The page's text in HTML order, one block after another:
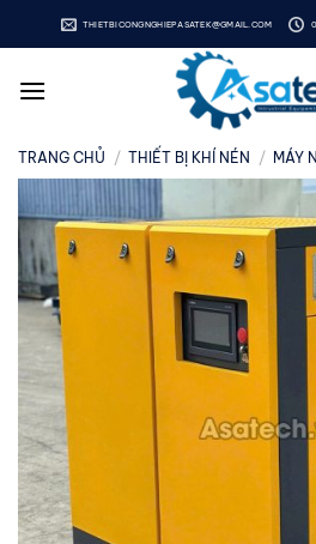
qua
dung
THIETBICONGNGHIEPASATEK@GMAIL.COM
TRANG CHỦ / THIẾT BỊ KHÍ NÉN / MÁY